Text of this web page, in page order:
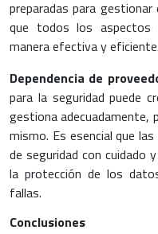
preparadas para
que todos los aspectos
manera efectiva y eficiente.
Dependencia de
para la seguridad puede
gestiona adecuadamente,
mismo. Es esencial que
de seguridad con cuidado
la protección de los
fallas.
Conclusiones